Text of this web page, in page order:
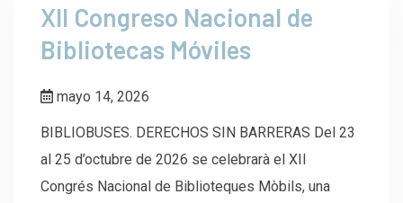
XII Congreso Nacional de
Bibliotecas Móviles
mayo 14, 2026
BIBLIOBUSES. DERECHOS SIN BARRERAS Del 23
al 25 d’octubre de 2026 se celebrarà el XII
Congrés Nacional de Biblioteques Mòbils, una